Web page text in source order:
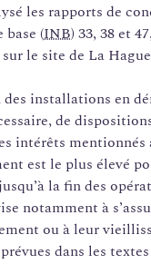
les rapports de
base (INB) 33, 38 et
le site de La
des installations en
de
intérêts
est le plus élevé
la fin des
notamment à
ou à leur
dans les